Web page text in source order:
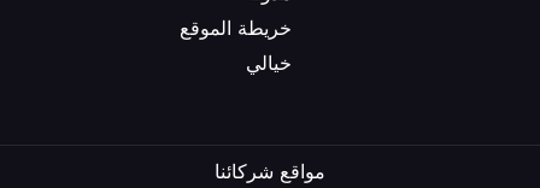
خريطة الموقع
مواقع شركائنا